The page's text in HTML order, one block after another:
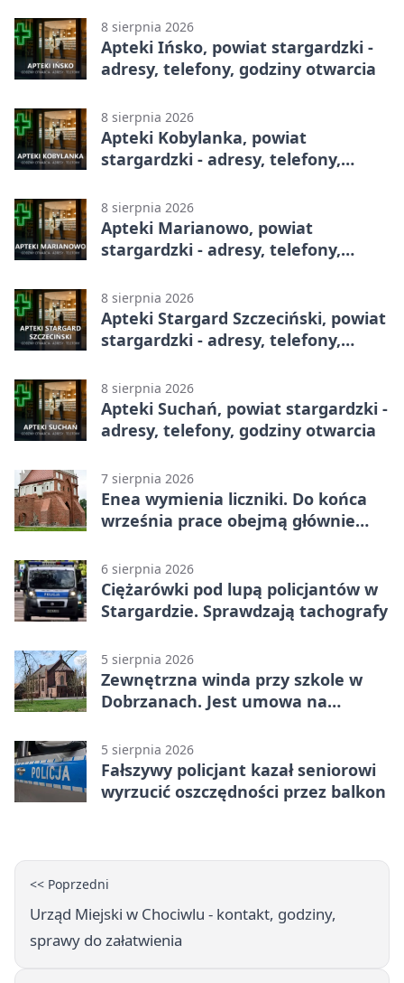
8 sierpnia 2026
Apteki Ińsko, powiat stargardzki -
adresy, telefony, godziny otwarcia
8 sierpnia 2026
Apteki Kobylanka, powiat
stargardzki - adresy, telefony,
8 sierpnia 2026
Apteki Marianowo, powiat
stargardzki - adresy, telefony,
8 sierpnia 2026
Apteki Stargard Szczeciński, powiat
stargardzki - adresy, telefony,
8 sierpnia 2026
Apteki Suchań, powiat stargardzki -
adresy, telefony, godziny otwarcia
7 sierpnia 2026
Enea wymienia liczniki. Do końca
września prace obejmą głównie
6 sierpnia 2026
Ciężarówki pod lupą policjantów w
Stargardzie. Sprawdzają tachografy
5 sierpnia 2026
Zewnętrzna winda przy szkole w
Dobrzanach. Jest umowa na
5 sierpnia 2026
Fałszywy policjant kazał seniorowi
wyrzucić oszczędności przez balkon
<< Poprzedni
Urząd Miejski w Chociwlu - kontakt, godziny,
sprawy do załatwienia